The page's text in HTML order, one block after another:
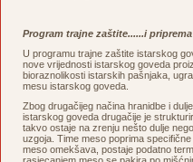
Program trajne zaštite......i
U programu trajne zaštite istarskog
nove vrijednosti istarskog goveda
bioraznolikosti istarskih pašnjaka,
mesu istarskog goveda.
Zbog drugačijeg načina hranidbe i
istarskog goveda drugačije je
takvo ostaje na zrenju nešto dulje
uzgoja. Time meso poprima
meso omekšava, postaje podatno